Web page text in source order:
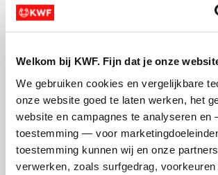
Welkom bij KWF. Fijn dat je onze
We gebruiken cookies en vergelijkbare
onze website goed te laten werken, het
website en campagnes te analyseren
toestemming — voor
toestemming kunnen wij en onze
verwerken, zoals surfgedrag,
aanbieders, organisaties en
brede veld van (informele) zorg bij KWF
samenwerkingsverbanden (in
de voorkeur.
Deze financieringsronde was gericht op
praktijkprojecten en betrof geen
onderzoeksfinanciering.
Er zijn 11 praktijkprojecten rond